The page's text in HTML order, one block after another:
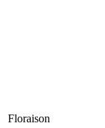
Floraison